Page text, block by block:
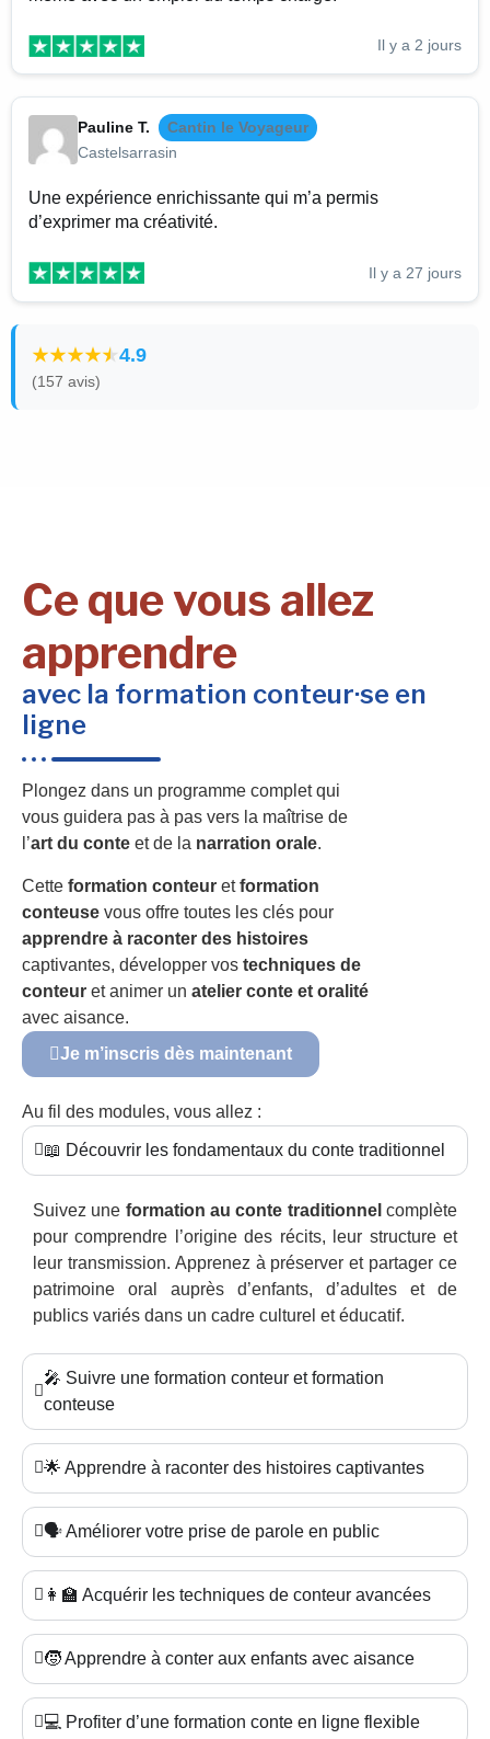
Il y a 2 jours
Pauline T.
Cantin le Voyageur
Castelsarrasin
Une expérience enrichissante qui m’a permis
d’exprimer ma créativité.
Il y a 27 jours
4.9
(157 avis)
Ce que vous allez
apprendre
avec la formation conteur·se en
ligne
Plongez dans un programme complet qui
vous guidera pas à pas vers la maîtrise de
l’art du conte et de la narration orale.
Cette formation conteur etformation
conteuse vous offre toutes les clés pour
apprendre à raconter des histoires
captivantes, développer vos techniques de
conteur et animer un atelier conte et oralité
avec aisance.
Je m’inscris dès maintenant
Au fil des modules, vous allez :
📖 Découvrir les fondamentaux du conte traditionnel
Suivez une formation au conte traditionnel complète
pour comprendre l’origine des récits, leur structure et
leur transmission. Apprenez à préserver et partager ce
patrimoine oral auprès d’enfants, d’adultes et de
publics variés dans un cadre culturel et éducatif.
🎤 Suivre une formation conteur et formation
conteuse
🌟 Apprendre à raconter des histoires captivantes
🗣️ Améliorer votre prise de parole en public
👩‍🏫 Acquérir les techniques de conteur avancées
🧒 Apprendre à conter aux enfants avec aisance
💻 Profiter d’une formation conte en ligne flexible